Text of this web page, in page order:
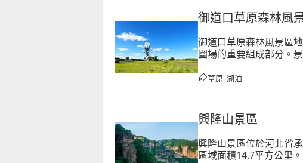
御道口草原森林風
御道口草原森林風景區
圍場的重要組成部分。
草原, 湖泊
興隆山景區
興隆山景區位於河北省
區域面積14.7平方公里